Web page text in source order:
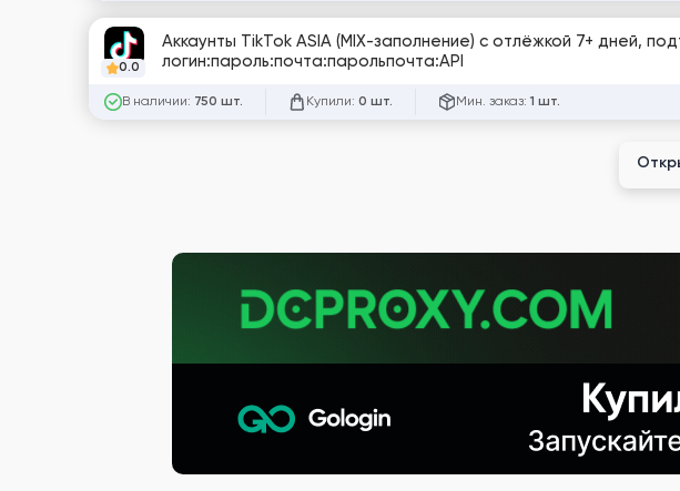
0.0
Аккаунты TikTok ASIA (MIX-заполнение) с отлёжкой 7+ дней,
логин:пароль:почта:парольпочта:API
В наличии: 750 шт. Купили: 0 шт. Мин. заказ: 1 шт.